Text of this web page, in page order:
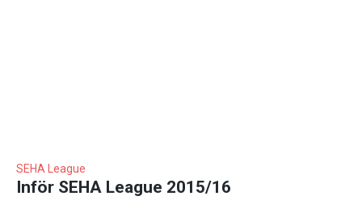
SEHA League
Inför SEHA League 2015/16